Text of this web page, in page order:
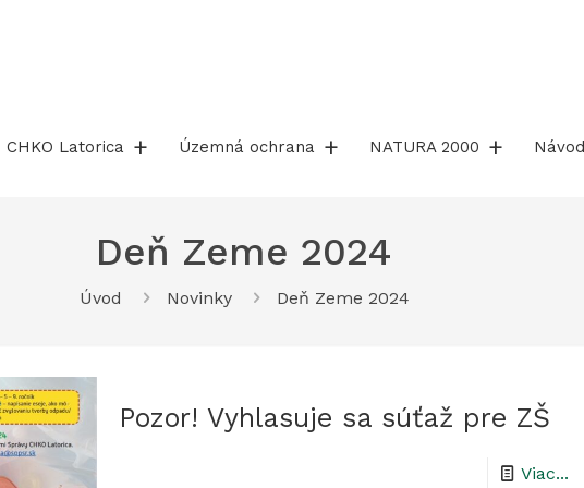
CHKO Latorica Územná ochrana NATURA 2000
Deň Zeme 2024
Úvod Novinky Deň Zeme 2024
Pozor! Vyhlasuje sa súťaž pre ZŠ
Viac...-